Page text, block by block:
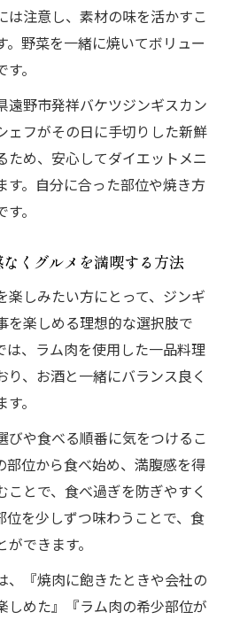
は注意し、素材の味を活かすこ
。野菜を一緒に焼いてボリュー
。
遠野市発祥バケツジンギスカン
ェフがその日に手切りした新鮮
ため、安心してダイエットメニ
す。自分に合った部位や焼き方
。
くグルメを満喫する方法
楽しみたい方にとって、ジンギ
を楽しめる理想的な選択肢で
は、ラム肉を使用した一品料理
、お酒と一緒にバランス良く
。
びや食べる順番に気をつけるこ
部位から食べ始め、満腹感を得
ことで、食べ過ぎを防ぎやすく
位を少しずつ味わうことで、食
できます。
、『焼肉に飽きたときや会社の
しめた』『ラム肉の希少部位が